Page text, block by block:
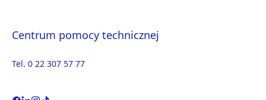
Centrum pomocy technicznej
Tel. 0 22 307 57 77